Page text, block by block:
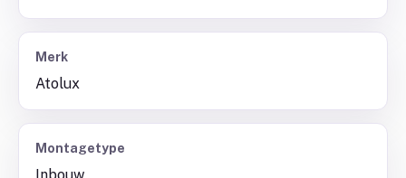
Merk
Atolux
Montagetype